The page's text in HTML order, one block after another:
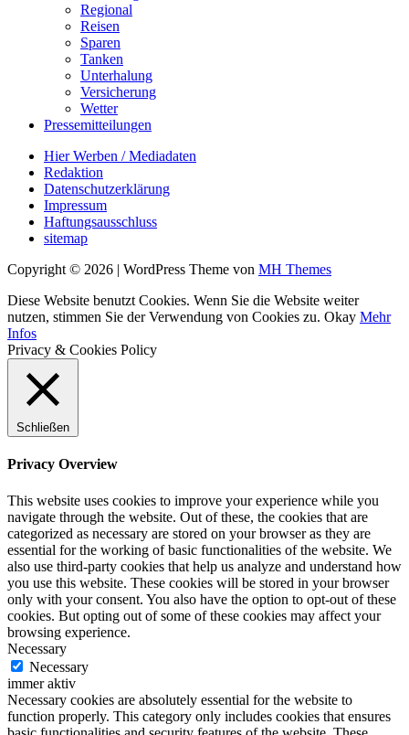
Regional
Reisen
Sparen
Tanken
Unterhalung
Versicherung
Wetter
Pressemitteilungen
Hier Werben / Mediadaten
Redaktion
Datenschutzerklärung
Impressum
Haftungsausschluss
sitemap
Copyright © 2026 | WordPress Theme von MH Themes
Diese Website benutzt Cookies. Wenn Sie die Website weiter
nutzen, stimmen Sie der Verwendung von Cookies zu. Okay Mehr
Infos
Privacy & Cookies Policy
Schließen
Privacy Overview
This website uses cookies to improve your experience while you
navigate through the website. Out of these, the cookies that are
categorized as necessary are stored on your browser as they are
essential for the working of basic functionalities of the website. We
also use third-party cookies that help us analyze and understand how
you use this website. These cookies will be stored in your browser
only with your consent. You also have the option to opt-out of these
cookies. But opting out of some of these cookies may affect your
browsing experience.
Necessary
Necessary
immer aktiv
Necessary cookies are absolutely essential for the website to
function properly. This category only includes cookies that ensures